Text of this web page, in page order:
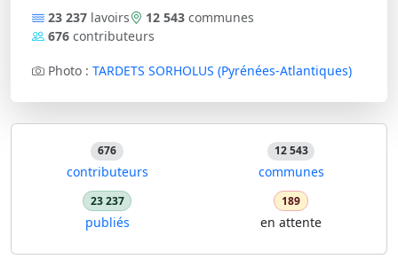
23 237 lavoirs 12 543 communes
676 contributeurs
Photo : TARDETS SORHOLUS (Pyrénées-Atlantiques)
676
contributeurs
12 543
communes
23 237
publiés
189
en attente